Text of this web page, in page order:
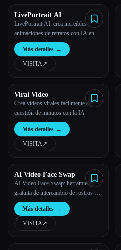
LivePortrait AI
LivePortrait AI: crea increíbles
animaciones de retratos con IA en
cuestión de minutos
Más detalles →
VISITA↗︎
Viral Video
Crea vídeos virales fácilmente en
cuestión de minutos con la IA
Más detalles →
VISITA↗︎
AI Video Face Swap
AI Video Face Swap: herramienta
gratuita de intercambio de rostros en
línea
Más detalles →
VISITA↗︎